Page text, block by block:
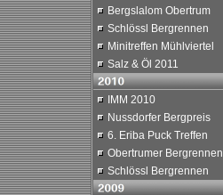
Bergslalom Obertrum
Schlössl Bergrennen
Minitreffen Mühlviertel
Salz & Öl 2011
IMM 2010
Nussdorfer Bergpreis
6. Eriba Puck Treffen
Obertrumer Bergrennen
Schlössl Bergrennen